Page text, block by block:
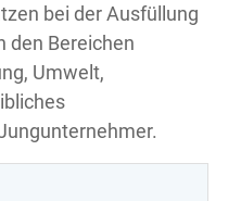
bei der Ausfüllung
den Bereichen
Umwelt,